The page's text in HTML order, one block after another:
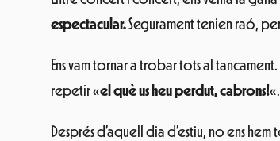
espectacular.Segurament tenien raó,
Ens vam tornar a trobar tots al
repetir «el què us heu perdut, cabrons!
Després d’aquell dia d’estiu, no ens